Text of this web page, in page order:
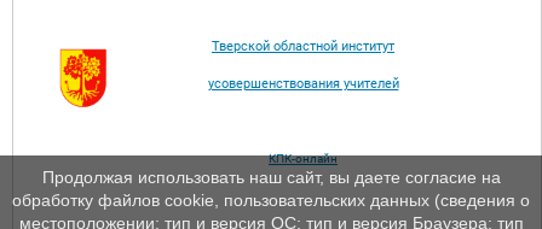
Тверской областной институт
усовершенствования учителей
КПК-онлайн
Продолжая использовать наш сайт, вы даете согласие на
обработку файлов cookie, пользовательских данных (сведения о
местоположении; тип и версия ОС; тип и версия Браузера; тип